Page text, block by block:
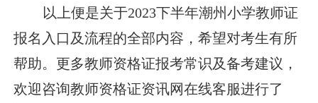
以上便是关于2023下半年潮州小学教师证
报名入口及流程的全部内容，希望对考生有所
帮助。更多教师资格证报考常识及备考建议，
欢迎咨询教师资格证资讯网在线客服进行了